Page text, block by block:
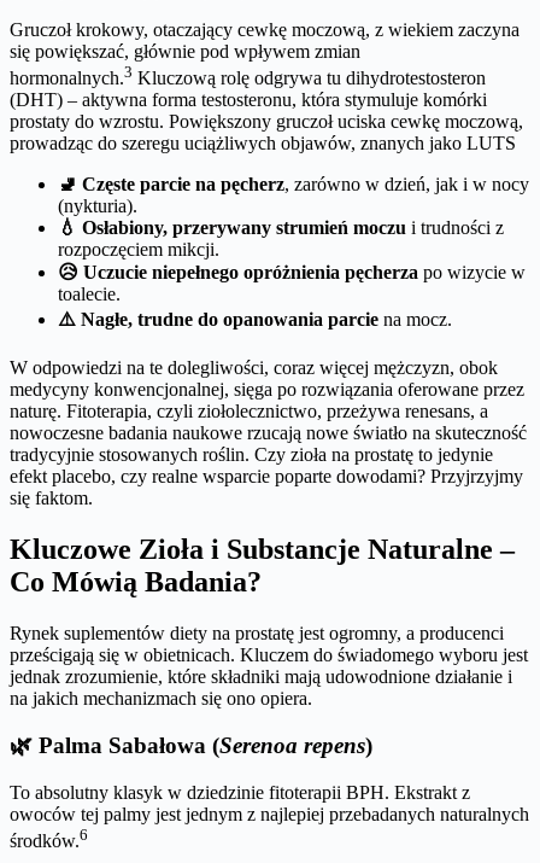
Gruczoł krokowy, otaczający cewkę moczową, z wiekiem zaczyna
się powiększać, głównie pod wpływem zmian
hormonalnych.3 Kluczową rolę odgrywa tu dihydrotestosteron
(DHT) – aktywna forma testosteronu, która stymuluje komórki
prostaty do wzrostu. Powiększony gruczoł uciska cewkę moczową,
prowadząc do szeregu uciążliwych objawów, znanych jako LUTS
🚽 Częste parcie na pęcherz, zarówno w dzień, jak i w nocy
(nykturia).
💧 Osłabiony, przerywany strumień moczu i trudności z
rozpoczęciem mikcji.
😥 Uczucie niepełnego opróżnienia pęcherza po wizycie w
toalecie.
⚠️ Nagłe, trudne do opanowania parcie na mocz.
W odpowiedzi na te dolegliwości, coraz więcej mężczyzn, obok
medycyny konwencjonalnej, sięga po rozwiązania oferowane przez
naturę. Fitoterapia, czyli ziołolecznictwo, przeżywa renesans, a
nowoczesne badania naukowe rzucają nowe światło na skuteczność
tradycyjnie stosowanych roślin. Czy zioła na prostatę to jedynie
efekt placebo, czy realne wsparcie poparte dowodami? Przyjrzyjmy
się faktom.
Kluczowe Zioła i Substancje Naturalne –
Co Mówią Badania?
Rynek suplementów diety na prostatę jest ogromny, a producenci
prześcigają się w obietnicach. Kluczem do świadomego wyboru jest
jednak zrozumienie, które składniki mają udowodnione działanie i
na jakich mechanizmach się ono opiera.
🌿 Palma Sabałowa (Serenoa repens)
To absolutny klasyk w dziedzinie fitoterapii BPH. Ekstrakt z
owoców tej palmy jest jednym z najlepiej przebadanych naturalnych
środków.6